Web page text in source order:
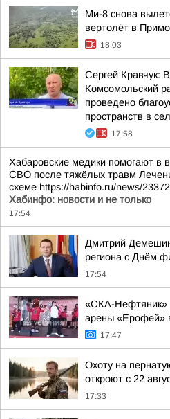
Ми-8 снова
вертолёт в
18:03
Сергей Кравчук:
Комсомольский
проведено
пространств в
17:58
Хабаровские медики помогают в
СВО после тяжёлых травм
схеме https://habinfo.ru/news/23372
Хабинфо: новости и не только
17:54
Дмитрий
региона с Днём
17:54
«СКА-Нефтяник»
арены «Ерофей»
17:47
Охоту на
откроют с 22
17:33